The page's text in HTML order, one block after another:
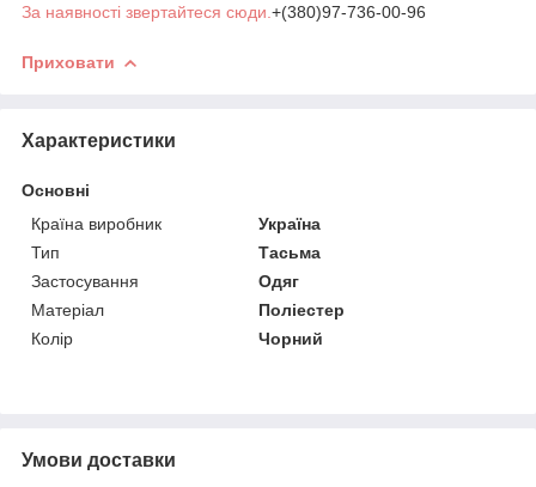
За наявності звертайтеся сюди. +(380)97-736-00-96
Приховати
Характеристики
Основні
Країна виробник
Україна
Тип
Тасьма
Застосування
Одяг
Матеріал
Поліестер
Колір
Чорний
Умови доставки